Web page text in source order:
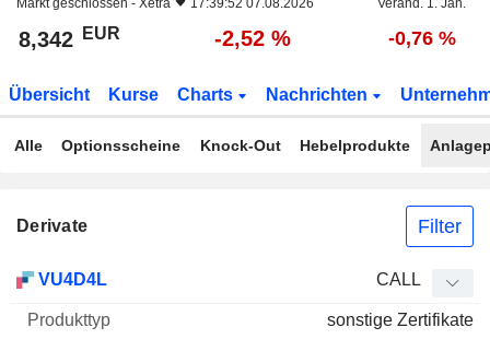
Markt geschlossen - Xetra 17:39:52 07.08.2026 Veränd. 1. Jan.
8,342 EUR -2,52 % -0,76 %
Übersicht Kurse Charts Nachrichten
Alle Optionsscheine Knock-Out Hebelprodukte
Derivate Filter
WKN Typ Hebel Parität
VU4D4L CALL
sonstige Zertifikate